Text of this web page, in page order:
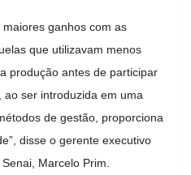
ganhos com as
que utilizavam menos
produção antes de participar
ao ser introduzida em uma
de gestão, proporciona
disse o gerente executivo
Marcelo Prim.